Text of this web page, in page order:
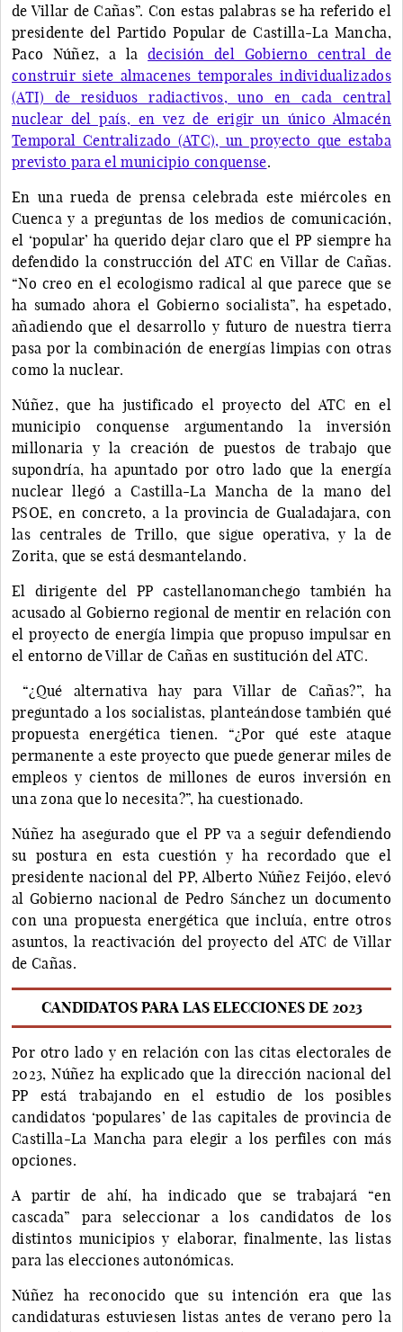
de Villar de Cañas”. Con estas palabras se ha referido el
presidente del Partido Popular de Castilla-La Mancha,
Paco Núñez, a ladecisión del Gobierno central de
construir siete almacenes temporales individualizados
(ATI) de residuos radiactivos, uno en cada central
nuclear del país, en vez de erigir un único Almacén
Temporal Centralizado (ATC), un proyecto que estaba
previsto para el municipio conquense.
En una rueda de prensa celebrada este miércoles en
Cuenca y a preguntas de los medios de comunicación,
el ‘popular’ ha querido dejar claro que el PP siempre ha
defendido la construcción del ATC en Villar de Cañas.
“No creo en el ecologismo radical al que parece que se
ha sumado ahora el Gobierno socialista”, ha espetado,
añadiendo que el desarrollo y futuro de nuestra tierra
pasa por la combinación de energías limpias con otras
como la nuclear.
Núñez, que ha justificado el proyecto del ATC en el
municipio conquense argumentando la inversión
millonaria y la creación de puestos de trabajo que
supondría, ha apuntado por otro lado que la energía
nuclear llegó a Castilla-La Mancha de la mano del
PSOE, en concreto, a la provincia de Gualadajara, con
las centrales de Trillo, que sigue operativa, y la de
Zorita, que se está desmantelando.
El dirigente del PP castellanomanchego también ha
acusado al Gobierno regional de mentir en relación con
el proyecto de energía limpia que propuso impulsar en
el entorno de Villar de Cañas en sustitución del ATC.
“¿Qué alternativa hay para Villar de Cañas?”, ha
preguntado a los socialistas, planteándose también qué
propuesta energética tienen. “¿Por qué este ataque
permanente a este proyecto que puede generar miles de
empleos y cientos de millones de euros inversión en
una zona que lo necesita?”, ha cuestionado.
Núñez ha asegurado que el PP va a seguir defendiendo
su postura en esta cuestión y ha recordado que el
presidente nacional del PP, Alberto Núñez Feijóo, elevó
al Gobierno nacional de Pedro Sánchez un documento
con una propuesta energética que incluía, entre otros
asuntos, la reactivación del proyecto del ATC de Villar
de Cañas.
CANDIDATOS PARA LAS ELECCIONES DE 2023
Por otro lado y en relación con las citas electorales de
2023, Núñez ha explicado que la dirección nacional del
PP está trabajando en el estudio de los posibles
candidatos ‘populares’ de las capitales de provincia de
Castilla-La Mancha para elegir a los perfiles con más
opciones.
A partir de ahí, ha indicado que se trabajará “en
cascada” para seleccionar a los candidatos de los
distintos municipios y elaborar, finalmente, las listas
para las elecciones autonómicas.
Núñez ha reconocido que su intención era que las
candidaturas estuviesen listas antes de verano pero la